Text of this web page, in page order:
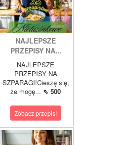
NAJLEPSZE
PRZEPISY NA...
NAJLEPSZE
PRZEPISY NA
SZPARAGI!Cieszę się,
że mogę... ⇖ 500
Zobacz przepis!